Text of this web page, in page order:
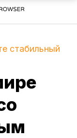
стабильный